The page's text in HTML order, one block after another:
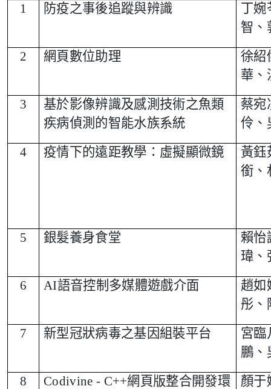
1 防疫之事後追蹤與辨識
丁婉
智、
2
網頁數位助理
徐紹
華、
3
基於影像辨識及感測技術之魚類
疾病偵測的智能水族系統
蔡宛
伶、
4
疫情下的遠距教學：虛擬顯微鏡
黃鈺
銜、
5 銀髮養身食堂
賴怡
瑋、
6
AI語音控制多媒體遊戲介面
趙如
彤、
7
新型冠狀病毒之基因組裝平台
宮臨
鵬、
8
Codivine - C++網頁版整合開發環
顏于